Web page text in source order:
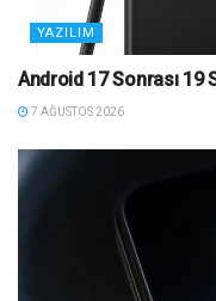
YAZILIM
Android 17 Sonrası 19
7 AĞUSTOS 2026